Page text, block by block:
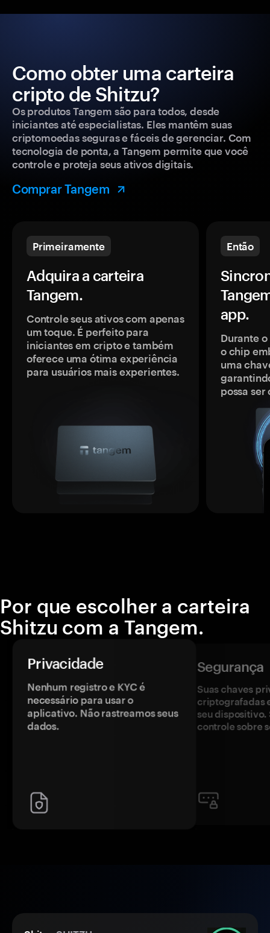
Como obter uma carteira
cripto de Shitzu?
Os produtos Tangem são para todos, desde
iniciantes até especialistas. Eles mantêm suas
criptomoedas seguras e fáceis de gerenciar. Com
tecnologia de ponta, a Tangem permite que você
controle e proteja seus ativos digitais.
Comprar Tangem
Primeiramente
Adquira a carteira
Tangem.
Controle seus ativos com apenas
um toque. É perfeito para
iniciantes em cripto e também
oferece uma ótima experiência
para usuários mais experientes.
Então
app.
Durante
o chip
uma
possa
Por que escolher a carteira
Shitzu com a Tangem.
Privacidade
Nenhum registro e KYC é
necessário para usar o
aplicativo. Não rastreamos seus
dados.
Segurança
Suas chaves
criptografadas
seu dispositivo.
controle sobre